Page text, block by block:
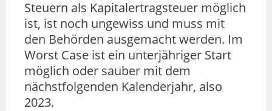
Steuern als Kapitalertragsteuer möglich
ist, ist noch ungewiss und muss mit
den Behörden ausgemacht werden. Im
Worst Case ist ein unterjähriger Start
möglich oder sauber mit dem
nächstfolgenden Kalenderjahr, also
2023.